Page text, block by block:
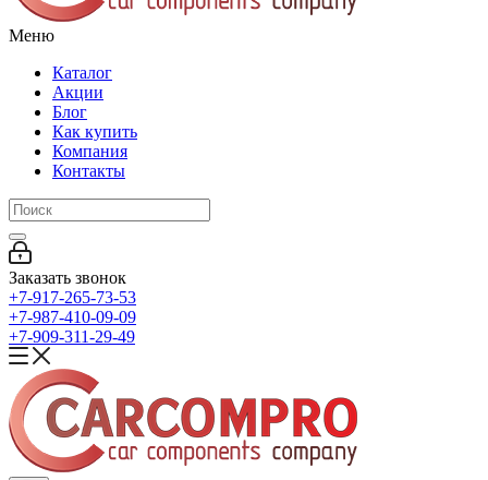
Меню
Каталог
Акции
Блог
Как купить
Компания
Контакты
Заказать звонок
+7-917-265-73-53
+7-987-410-09-09
+7-909-311-29-49